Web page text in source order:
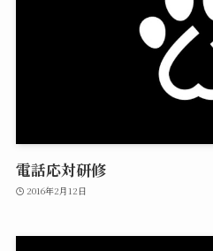
電話応対研修
2016年2月12日